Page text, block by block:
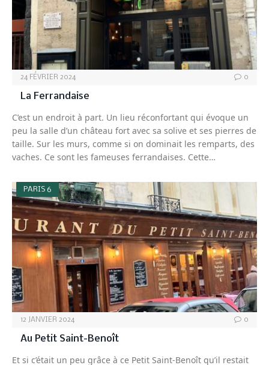
24 FÉVRIER 2024 0
La Ferrandaise
C’est un endroit à part. Un lieu réconfortant qui évoque un
peu la salle d’un château fort avec sa solive et ses pierres de
taille. Sur les murs, comme si on dominait les remparts, des
vaches. Ce sont les fameuses ferrandaises. Cette…
PARIS 6
12 JANVIER 2024 0
Au Petit Saint-Benoît
Et si c’était un peu grâce à ce Petit Saint-Benoît qu’il restait